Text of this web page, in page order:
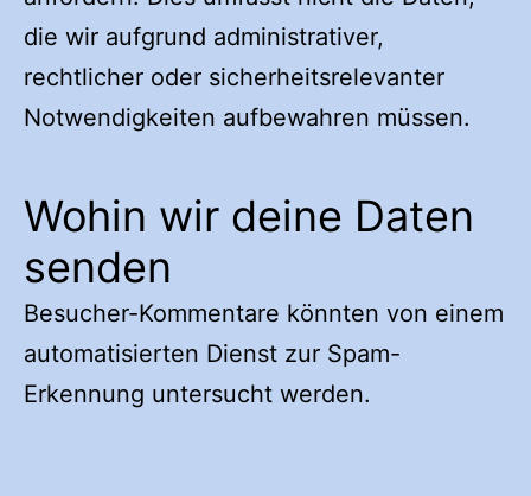
die wir aufgrund administrativer,
rechtlicher oder sicherheitsrelevanter
Notwendigkeiten aufbewahren müssen.
Wohin wir deine Daten
senden
Besucher-Kommentare könnten von einem
automatisierten Dienst zur Spam-
Erkennung untersucht werden.